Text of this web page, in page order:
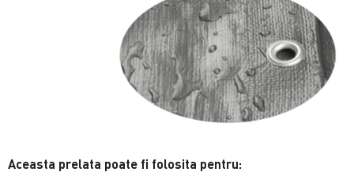
Aceasta prelata poate fi folosita pentru: